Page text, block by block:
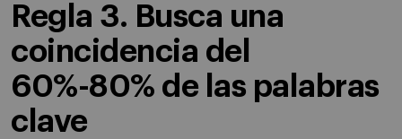
Regla 3. Busca una
coincidencia del
60%-80% de las palabras
clave